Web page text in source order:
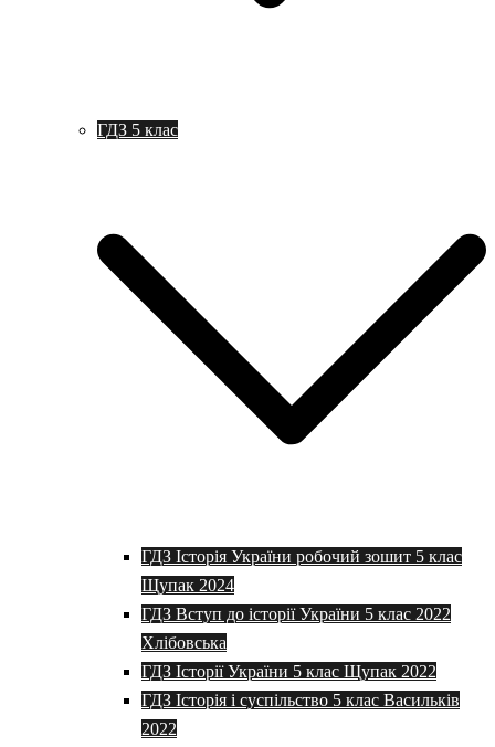
ГДЗ 5 клас
ГДЗ Історія України робочий зошит 5 клас
Щупак 2024
ГДЗ Вступ до історії України 5 клас 2022
Хлібовська
ГДЗ Історії України 5 клас Щупак 2022
ГДЗ Історія і суспільство 5 клас Васильків
2022